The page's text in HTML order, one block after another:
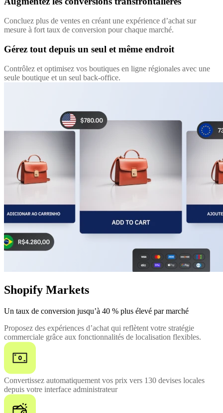
Concluez plus de ventes en créant une expérience d’achat sur
mesure à fort taux de conversion pour chaque marché.
Gérez tout depuis un seul et même endroit
Contrôlez et optimisez vos boutiques en ligne régionales avec une
seule boutique et un seul back-office.
Shopify Markets
Un taux de conversion jusqu’à 40 % plus élevé par marché
Proposez des expériences d’achat qui reflètent votre stratégie
commerciale grâce aux fonctionnalités de localisation flexibles.
Convertissez automatiquement vos prix vers 130 devises locales
depuis votre interface administrateur